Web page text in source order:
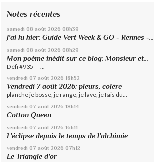
Notes récentes
samedi 08 août 2026 08h39
J'ai lu hier: Guide Vert Week & GO - Rennes -...
samedi 08 août 2026 08h29
Mon poème inédit sur ce blog: Monsieur et...
Défi #935 ...
vendredi 07 août 2026 18h52
Vendredi 7 août 2026: pleurs, colère
planche je bosse, je range, je lave, je fais du...
vendredi 07 août 2026 18h14
Cotton Queen
vendredi 07 août 2026 16h11
L'éclipse depuis le temps de l'alchimie
vendredi 07 août 2026 07h12
Le Triangle d'or